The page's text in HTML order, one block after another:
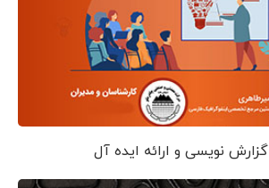
گزارش نویسی و ارائه ایده آل